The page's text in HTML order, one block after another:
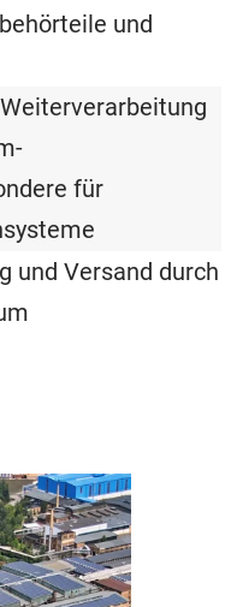
und
für
und Versand durch